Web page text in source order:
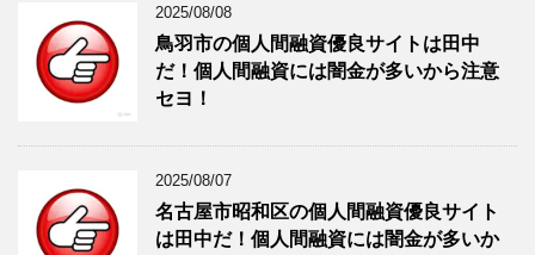
2025/08/08
鳥羽市の個人間融資優良サイトは田中
だ！個人間融資には闇金が多いから注意
セヨ！
2025/08/07
名古屋市昭和区の個人間融資優良サイト
は田中だ！個人間融資には闇金が多いか